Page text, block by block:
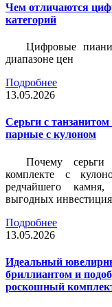
Чем отличаются
категорий
Цифровые
диапазоне цен
Подробнее
13.05.2026
Серьги с
парные с кулоном
Почему серьги
комплекте с
редчайшего
выгодных
Подробнее
13.05.2026
Идеальный
бриллиантом и
роскошный